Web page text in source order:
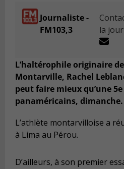
Journaliste -
FM103,3
la
L’haltérophile originaire
Montarville, Rachel
peut faire mieux qu’une
panaméricains, dimanche.
L’athlète montarvilloise a
à Lima au Pérou.
D’ailleurs, à son premier